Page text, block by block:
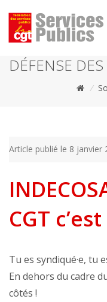
DÉFENSE
/
Article publié le 8 janvier
CGT
Tu es syndiqué·e, tu
En dehors du cadre
côtés !